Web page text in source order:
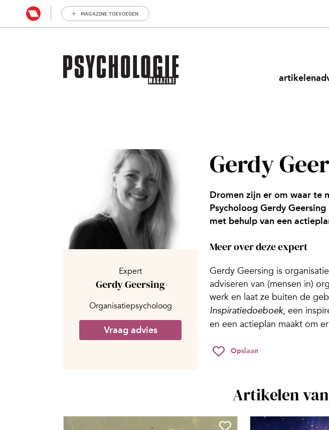
MAGAZINE TOEVOEGEN
artikelen
Expert
Gerdy Geersing
Organisatiepsycholoog
Vraag advies
Gerdy
Dromen zijn er om waar te
Psycholoog Gerdy
met behulp van een
Meer over deze expert
Gerdy Geersing is
adviseren van (mensen in)
werk en laat ze buiten de
Inspiratiedoeboek, een
en een actieplan maakt om
Opslaan
Artikelen